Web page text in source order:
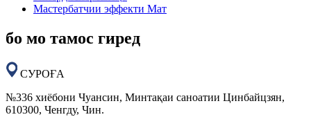
Мастербатчии эффекти Мат
бо мо тамос гиред
СУРОҒА
№336 хиёбони Чуансин, Минтақаи саноатии Цинбайцзян,
610300, Ченгду, Чин.